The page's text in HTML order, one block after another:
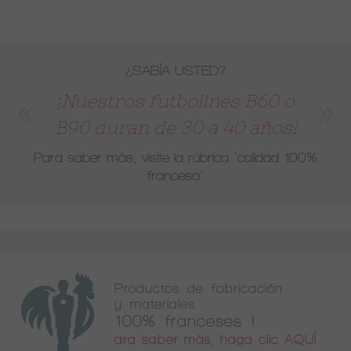
¿SABÍA USTED?
¡Nuestros futbolines B60 o
B90 duran de 30 a 40 años!
Para saber más, visite la rúbrica "calidad 100%
francesa"
Productos de fabricación
y materiales
100% franceses !
ara saber más, haga clic AQUÍ